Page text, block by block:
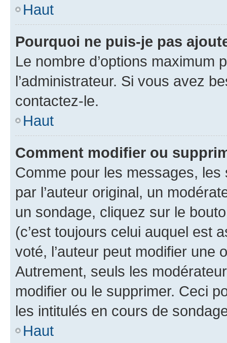
Haut
Pourquoi ne puis-je pas
Le nombre d’options maximum
l’administrateur. Si vous avez
contactez-le.
Haut
Comment modifier ou
Comme pour les messages,
par l’auteur original, un
un sondage, cliquez sur le
(c’est toujours celui auquel est
voté, l’auteur peut modifier une
Autrement, seuls les
modifier ou le supprimer. Ceci
les intitulés en cours de
Haut